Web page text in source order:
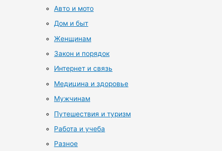
Авто и мото
Дом и быт
Женщинам
Закон и порядок
Интернет и связь
Медицина и здоровье
Мужчинам
Путешествия и туризм
Работа и учеба
Разное